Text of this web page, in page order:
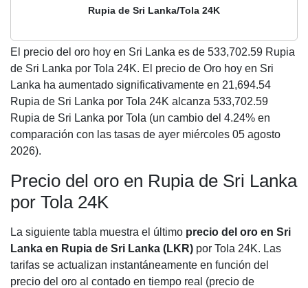
Rupia de Sri Lanka/Tola 24K
El precio del oro hoy en Sri Lanka es de 533,702.59 Rupia
de Sri Lanka por Tola 24K. El precio de Oro hoy en Sri
Lanka ha aumentado significativamente en 21,694.54
Rupia de Sri Lanka por Tola 24K alcanza 533,702.59
Rupia de Sri Lanka por Tola (un cambio del 4.24% en
comparación con las tasas de ayer miércoles 05 agosto
2026).
Precio del oro en Rupia de Sri Lanka
por Tola 24K
La siguiente tabla muestra el último precio del oro en Sri
Lanka en Rupia de Sri Lanka (LKR) por Tola 24K. Las
tarifas se actualizan instantáneamente en función del
precio del oro al contado en tiempo real (precio de